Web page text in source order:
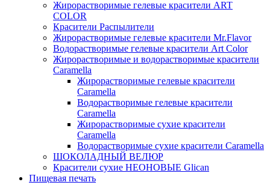
Жирорастворимые гелевые красители ART
COLOR
Красители Распылители
Жирорастворимые гелевые красители Mr.Flavor
Водорастворимые гелевые красители Art Color
Жирорастворимые и водорастворимые красители
Caramella
Жирорастворимые гелевые красители
Caramella
Водорастворимые гелевые красители
Caramella
Жирорастворимые сухие красители
Caramella
Водорастворимые сухие красители Caramella
ШОКОЛАДНЫЙ ВЕЛЮР
Красители сухие НЕОНОВЫЕ Glican
Пищевая печать